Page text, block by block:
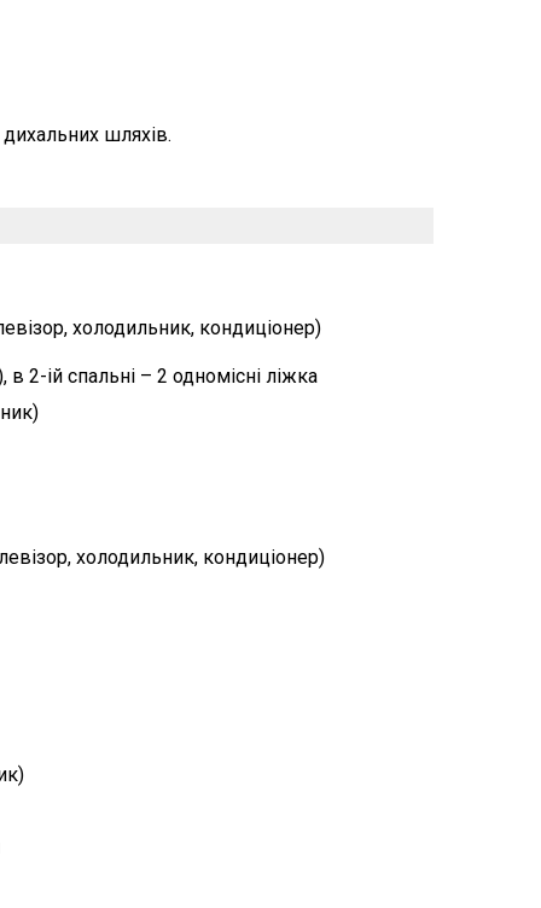
дихальних шляхів.
холодильник, кондиціонер)
2-ій спальні – 2 одномісні ліжка
холодильник, кондиціонер)